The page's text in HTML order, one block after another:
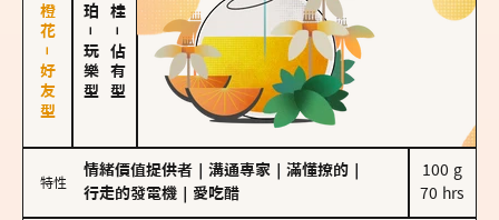
－
玩樂型
－
佔有型
特性
情緒價值提供者 溝通專家 滿懂撩的
行走的發電機
愛吃醋
100 g
70 hrs